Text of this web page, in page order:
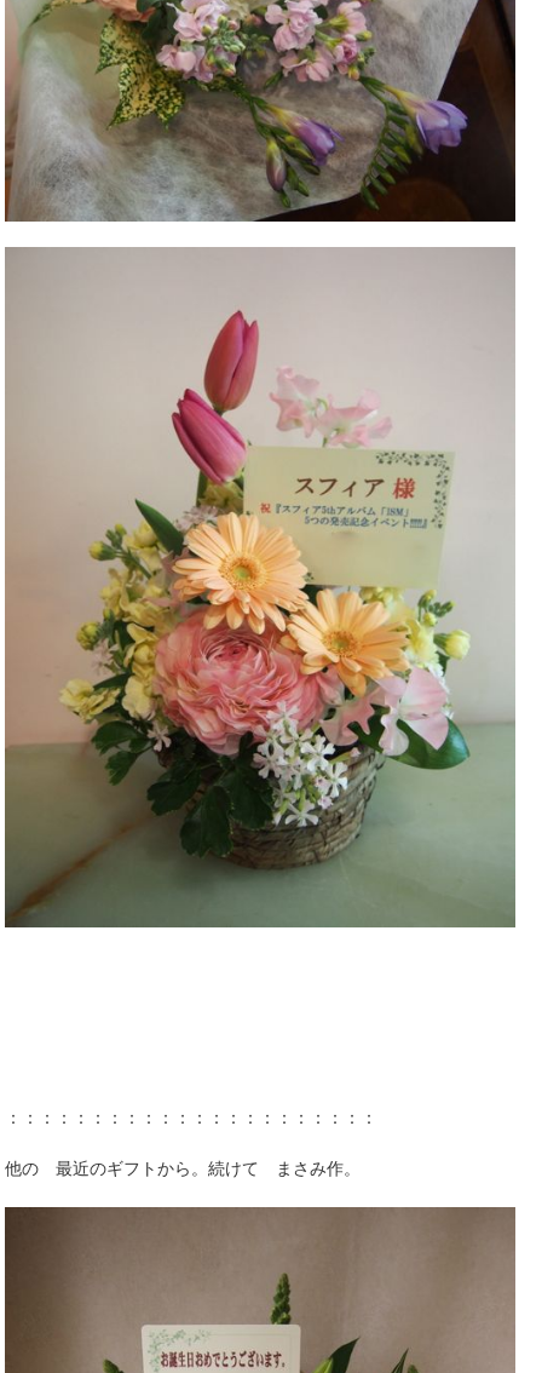
：：：：：：：：：：：：：：：：：：：：：：
他の 最近のギフトから。続けて まさみ作。